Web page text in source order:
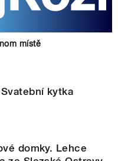
místě
kytka
domky. Lehce